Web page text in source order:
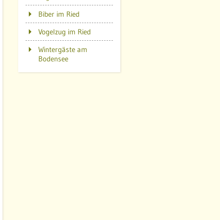
Biber im Ried
Vogelzug im Ried
Wintergäste am
Bodensee